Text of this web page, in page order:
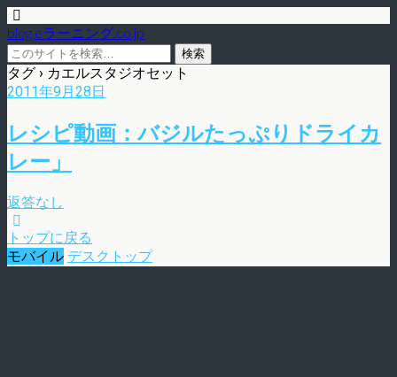
blog.eラーニング.co.jp
タグ › カエルスタジオセット
2011年9月28日
レシピ動画：バジルたっぷりドライカ
レー」
返答なし
トップに戻る
モバイル デスクトップ